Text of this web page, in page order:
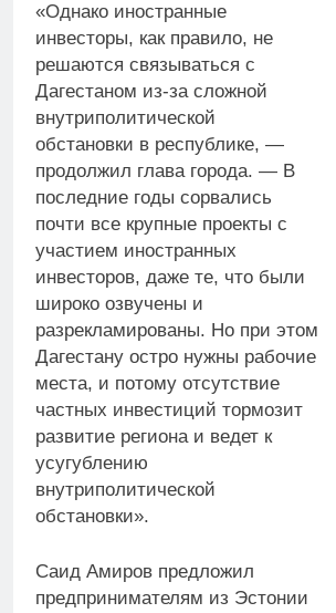
«Однако иностранные
инвесторы, как правило, не
решаются связываться с
Дагестаном из-за сложной
внутриполитической
обстановки в республике, —
продолжил глава города. — В
последние годы сорвались
почти все крупные проекты с
участием иностранных
инвесторов, даже те, что были
широко озвучены и
разрекламированы. Но при этом
Дагестану остро нужны рабочие
места, и потому отсутствие
частных инвестиций тормозит
развитие региона и ведет к
усугублению
внутриполитической
обстановки».
Саид Амиров предложил
предпринимателям из Эстонии